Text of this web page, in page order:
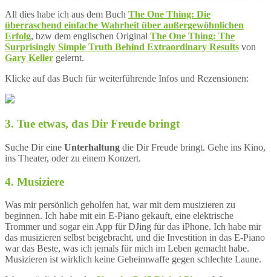
All dies habe ich aus dem Buch The One Thing: Die
überraschend einfache Wahrheit über außergewöhnlichen
Erfolg, bzw dem englischen Original The One Thing: The
Surprisingly Simple Truth Behind Extraordinary Results von
Gary Keller gelernt.
Klicke auf das Buch für weiterführende Infos und Rezensionen:
3. Tue etwas, das Dir Freude bringt
Suche Dir eine Unterhaltung die Dir Freude bringt. Gehe ins Kino,
ins Theater, oder zu einem Konzert.
4. Musiziere
Was mir persönlich geholfen hat, war mit dem musizieren zu
beginnen. Ich habe mit ein E-Piano gekauft, eine elektrische
Trommer und sogar ein App für DJing für das iPhone. Ich habe mir
das musizieren selbst beigebracht, und die Investition in das E-Piano
war das Beste, was ich jemals für mich im Leben gemacht habe.
Musizieren ist wirklich keine Geheimwaffe gegen schlechte Laune.